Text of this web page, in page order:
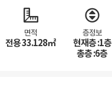
면적
전용 33.128㎡
층정보
현재층 :1층
총층 :6층